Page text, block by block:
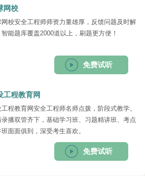
网校
网校安全工程师师资力量雄厚，反馈问题及时解
智能题库覆盖2000道以上，刷题更方便！
免费试听
工程教育网
工程教育网安全工程师名师点拨，阶段式教学。
录播双管齐下，基础学习班、习题精讲班、考点
班面面俱到，深受考生喜欢。
免费试听